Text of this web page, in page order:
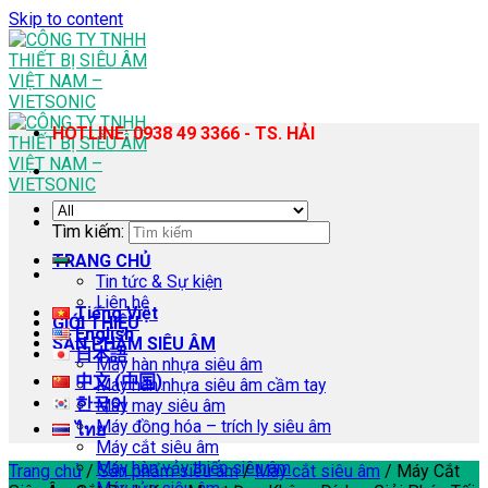
Skip to content
TRANG CHỦ
Tin tức & Sự kiện
Liên hệ
GIỚI THIỆU
SẢN PHẨM SIÊU ÂM
Máy hàn nhựa siêu âm
Máy hàn nhựa siêu âm cầm tay
Máy may siêu âm
Máy đồng hóa – trích ly siêu âm
Máy cắt siêu âm
Máy hàn vảy thiếc siêu âm
HOTLINE: 0938 49 3366 - TS. HẢI
Tìm kiếm:
Tiếng Việt
English
日本語
中文 (中国)
한국어
ไทย
Trang chủ / Sản phẩm siêu âm / Máy cắt siêu âm / Máy Cắt